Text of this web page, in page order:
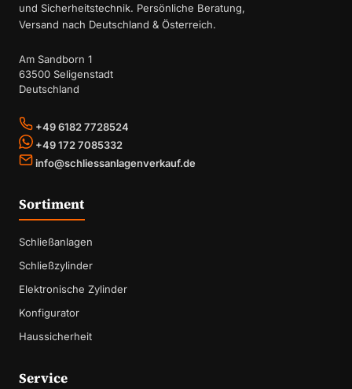
und Sicherheitstechnik. Persönliche Beratung,
Versand nach Deutschland & Österreich.
Am Sandborn 1
63500 Seligenstadt
Deutschland
+49 6182 7728524
+49 172 7085332
info@schliessanlagenverkauf.de
Sortiment
Schließanlagen
Schließzylinder
Elektronische Zylinder
Konfigurator
Haussicherheit
Service